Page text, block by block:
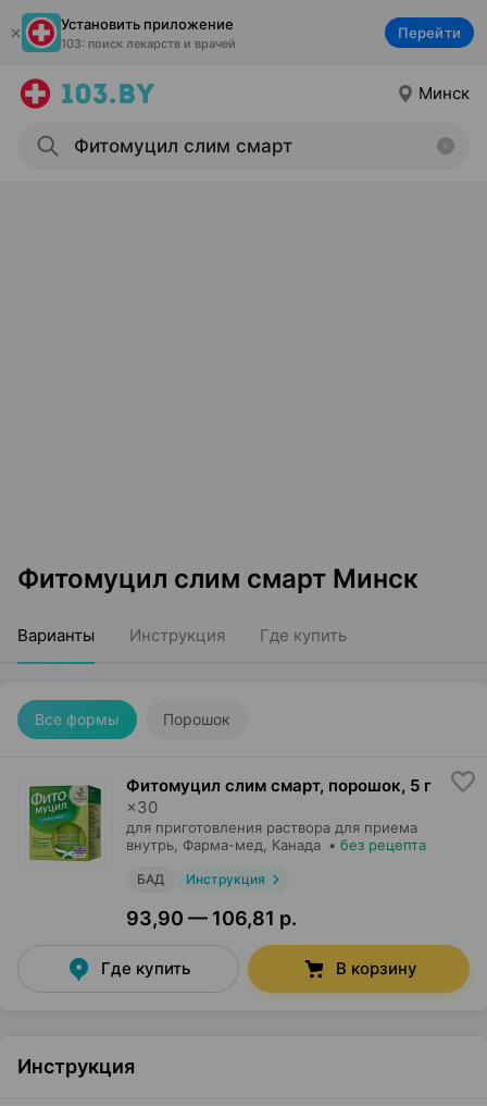
Установить приложение
103: поиск лекарств и врачей
Перейти
Минск
Фитомуцил слим смарт Минск
Варианты Инструкция Где купить
Все формы Порошок
Фитомуцил слим смарт, порошок, 5 г
×30
для приготовления раствора для приема
внутрь, Фарма-мед , Канада • без рецепта
БАД Инструкция
93,90 — 106,81 р.
Где купить В корзину
Инструкция